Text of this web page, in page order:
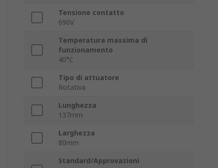
Tensione contatto
690V
Temperatura massima di
funzionamento
40°C
Tipo di attuatore
Rotativa
Lunghezza
137mm
Larghezza
80mm
Standard/Approvazioni